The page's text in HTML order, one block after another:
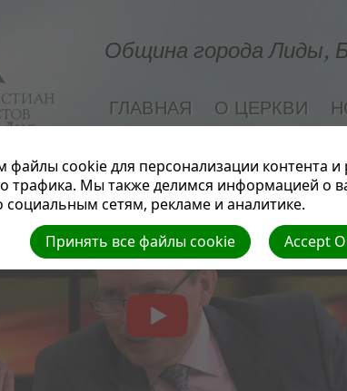
Община города Лиды,
ГЛАВНАЯ О ЦЕРКВИ
cookie для персонализации контента
трафика. Мы также делимся информацией о
сетям, рекламе и аналитике.
Accept
Принять все файлы cookie